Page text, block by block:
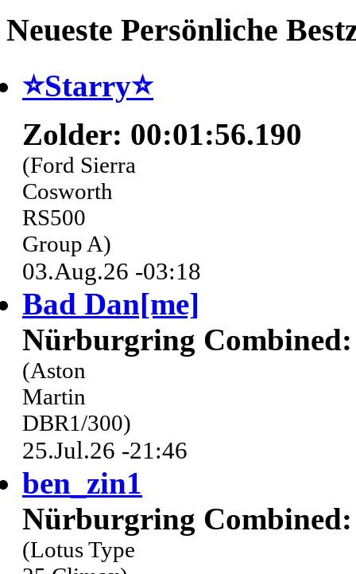
Neueste Persönliche
⭐️Starry⭐
Zolder: 00:01:56.190
(Ford Sierra
Cosworth
RS500
Group A)
03.Aug.26 -03:18
Bad Dan[me]
Nürburgring Combined:
(Aston
Martin
DBR1/300)
25.Jul.26 -21:46
ben_zin1
Nürburgring Combined:
(Lotus Type